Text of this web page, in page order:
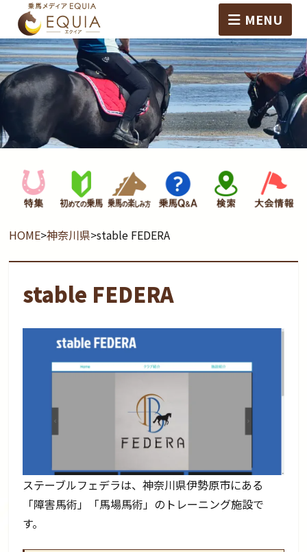
MENU
HOME>神奈川県>stable FEDERA
stable FEDERA
ステーブルフェデラは、神奈川県伊勢原市にある
「障害馬術」「馬場馬術」のトレーニング施設で
す。